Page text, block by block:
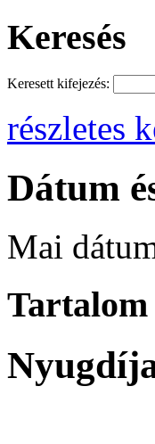
Keresés
Keresett kifejezés:
részletes
Dátum
Mai
Tartalom